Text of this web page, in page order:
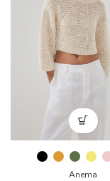
Anema